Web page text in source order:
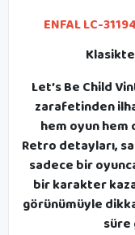
ENFAL LC-
Let’s Be Child
zarafetinden
hem oyun
Retro detayları,
sadece bir
bir karakter
görünümüyle
süre